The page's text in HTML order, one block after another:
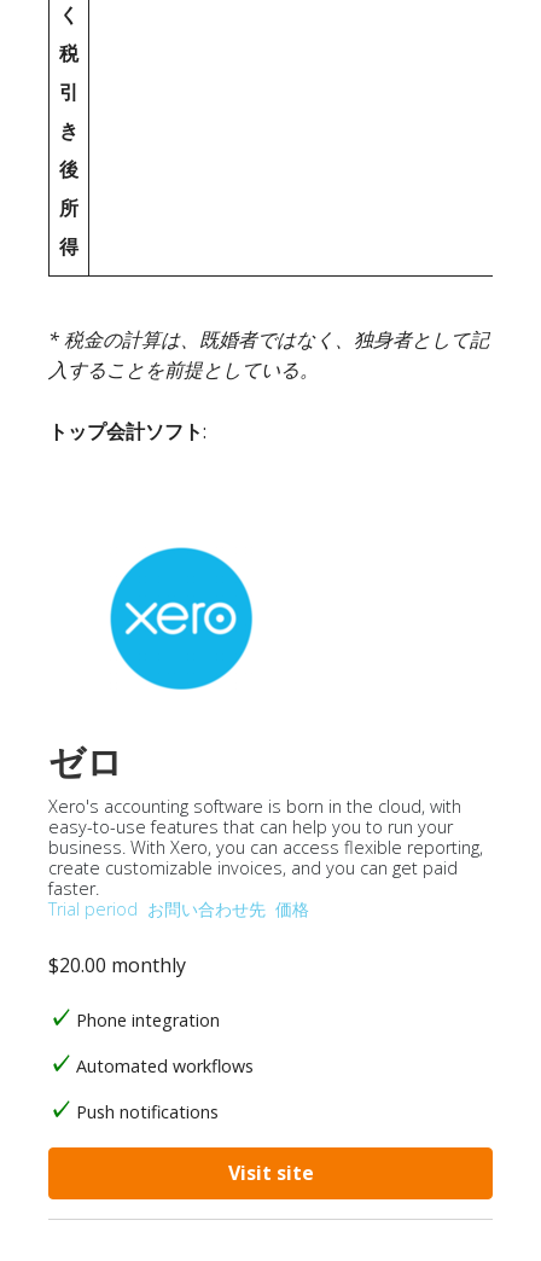
く
税
引
き
後
所
得
* 税金の計算は、既婚者ではなく、独身者として記
入することを前提としている。
トップ会計ソフト:
ゼロ
Xero's accounting software is born in the cloud, with
easy-to-use features that can help you to run your
business. With Xero, you can access flexible reporting,
create customizable invoices, and you can get paid
faster.
Trial period お問い合わせ先 価格
$20.00 monthly
Phone integration
Automated workflows
Push notifications
Visit site